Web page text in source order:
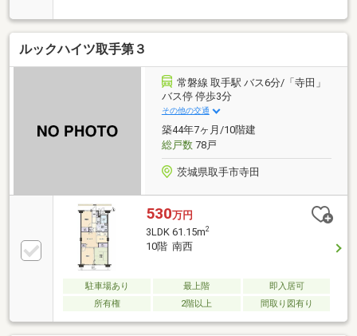
は徒歩約9分■寺原駅へは徒歩約12分■スーパーママも
生活圏で買い物便利◆ご案内取手市のルックハイツ取
手第三です。室内はぜひ現地でご覧ください。お気軽
にお問い合わせください。
ルックハイツ取手第３
常磐線 取手駅 バス6分/「寺田」
バス停 停歩3分
その他の交通
築44年7ヶ月/10階建
総戸数78戸
茨城県取手市寺田
530万円
3LDK 61.15m2
10階 南西
駐車場あり 最上階
即入居可
所有権
2階以上 間取り図有り